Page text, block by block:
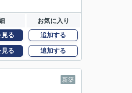
お気に入り
る 追加する
る 追加する
新築